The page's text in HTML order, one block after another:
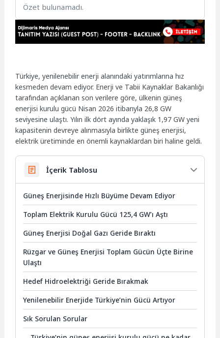
Özet bulunamadı.
Türkiye, yenilenebilir enerji alanındaki yatırımlarına hız
kesmeden devam ediyor. Enerji ve Tabii Kaynaklar Bakanlığı
tarafından açıklanan son verilere göre, ülkenin güneş
enerjisi kurulu gücü Nisan 2026 itibarıyla 26,8 GW
seviyesine ulaştı. Yılın ilk dört ayında yaklaşık 1,97 GW yeni
kapasitenin devreye alınmasıyla birlikte güneş enerjisi,
elektrik üretiminde en önemli kaynaklardan biri haline geldi.
İçerik Tablosu
Güneş Enerjisinde Hızlı Büyüme Devam Ediyor
Toplam Elektrik Kurulu Gücü 125,4 GW’ı Aştı
Güneş Enerjisi Doğal Gazı Geride Bıraktı
Rüzgar ve Güneş Enerjisi Toplam Gücün Üçte Birine
Ulaştı
Hedef Hidroelektriği Geride Bırakmak
Yenilenebilir Enerjide Türkiye’nin Gücü Artıyor
Sık Sorulan Sorular